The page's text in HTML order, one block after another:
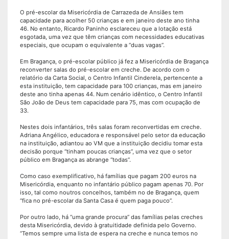
O pré-escolar da Misericórdia de Carrazeda de Ansiães tem
capacidade para acolher 50 crianças e em janeiro deste ano tinha
46. No entanto, Ricardo Paninho esclareceu que a lotação está
esgotada, uma vez que têm crianças com necessidades educativas
especiais, que ocupam o equivalente a “duas vagas”.
Em Bragança, o pré-escolar público já fez a Misericórdia de Bragança
reconverter salas do pré-escolar em creche. De acordo com o
relatório da Carta Social, o Centro Infantil Cinderela, pertencente a
esta instituição, tem capacidade para 100 crianças, mas em janeiro
deste ano tinha apenas 44. Num cenário idêntico, o Centro Infantil
São João de Deus tem capacidade para 75, mas com ocupação de
33.
Nestes dois infantários, três salas foram reconvertidas em creche.
Adriana Angélico, educadora e responsável pelo setor da educação
na instituição, adiantou ao VM que a instituição decidiu tomar esta
decisão porque “tinham poucas crianças”, uma vez que o setor
público em Bragança as abrange “todas”.
Como caso exemplificativo, há famílias que pagam 200 euros na
Misericórdia, enquanto no infantário público pagam apenas 70. Por
isso, tal como noutros concelhos, também no de Bragança, quem
“fica no pré-escolar da Santa Casa é quem paga pouco”.
Por outro lado, há “uma grande procura” das famílias pelas creches
desta Misericórdia, devido à gratuitidade definida pelo Governo.
“Temos sempre uma lista de espera na creche e nunca temos no